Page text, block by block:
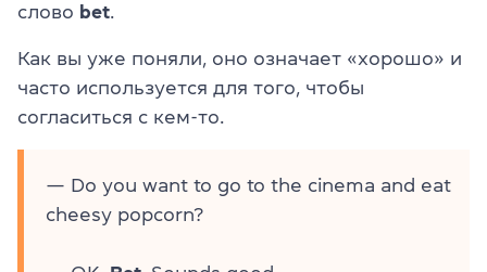
слово bet.
Как вы уже поняли, оно означает «хорошо» и
часто используется для того, чтобы
согласиться с кем-то.
— Do you want to go to the cinema and eat
cheesy popcorn?